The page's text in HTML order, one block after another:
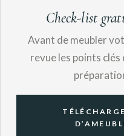
Check-list
Avant de meubler
revue les points